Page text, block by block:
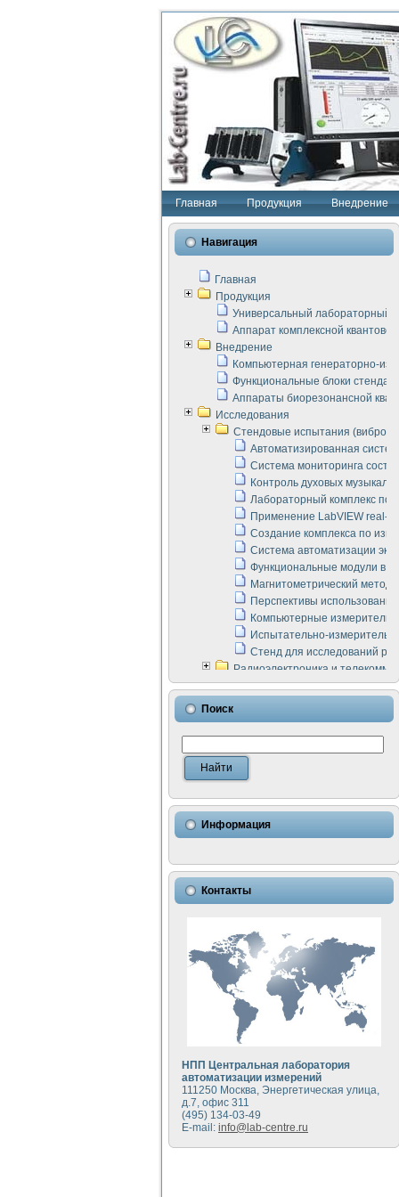
Главная Продукция Внедрение
Навигация
Главная
Продукция
Универсальный лабораторный
Аппарат комплексной
Внедрение
Компьютерная генераторно-
Функциональные блоки стенда
Аппараты биорезонансной
Исследования
Стендовые испытания
Автоматизированная
Система мониторинга
Контроль духовых
Лабораторный комплекс по
Применение LabVIEW real-
Создание комплекса по
Система автоматизации
Функциональные модули в
Магнитометрический метод
Перспективы
Компьютерные
Испытательно-
Стенд для исследований
Радиоэлектроника и
LabVIEW в расчетах
Аппаратно-программный
Виртуальный
Измерение шумовых
Измерительный
Инструменты для
Инструменты для
Использование NI LabVIEW
Исследовние возможности
Математическое
Моделирование и
Применение
Симуляция отклика
Автоматизация
Блок гальванической
Разработка
Применение среды
Портативная система для
Использование LabVIEW
Устройство для снятия
Передовые научные
Автоматизированная
Автоматизированный
Визуализация
Виртуальный прибор для
Исследование возможности
Исследование кинетики
Комплекс
Метод прогнозирования
Недорогая система
Применение технологий NI
Поиск
Информация
Контакты
НПП Центральная лаборатория
автоматизации измерений
111250 Москва, Энергетическая улица,
д.7, офис 311
(495) 134-03-49
E-mail: info@lab-centre.ru